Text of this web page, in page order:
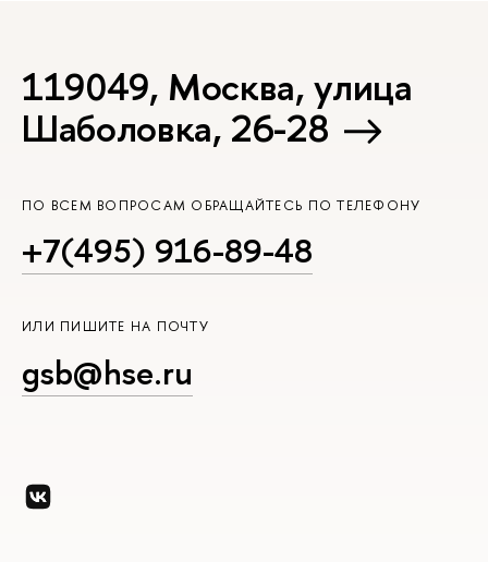
119049, Москва, улица
Шаболовка, 26-28
ПО ВСЕМ ВОПРОСАМ ОБРАЩАЙТЕСЬ ПО ТЕЛЕФОНУ
+7(495) 916-89-48
ИЛИ ПИШИТЕ НА ПОЧТУ
gsb@hse.ru